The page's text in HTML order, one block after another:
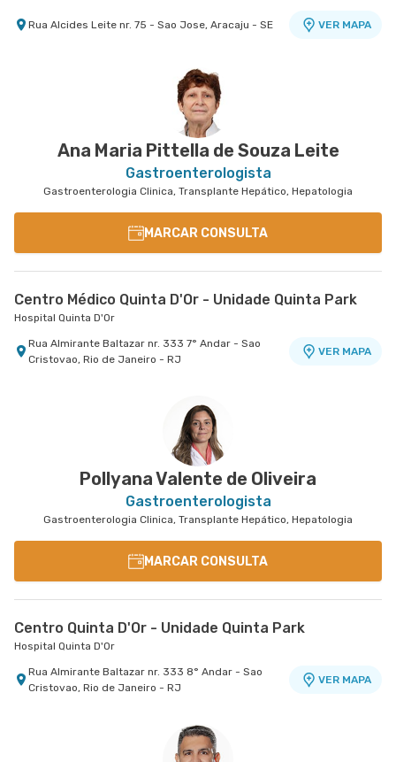
Rua Alcides Leite nr. 75 - Sao Jose, Aracaju - SE VER MAPA
Ana Maria Pittella de Souza Leite
Gastroenterologista
Gastroenterologia Clinica, Transplante Hepático, Hepatologia
MARCAR CONSULTA
Centro Médico Quinta D'Or - Unidade Quinta Park
Hospital Quinta D'Or
Rua Almirante Baltazar nr. 333 7° Andar - Sao
Cristovao, Rio de Janeiro - RJ
VER MAPA
Pollyana Valente de Oliveira
Gastroenterologista
Gastroenterologia Clinica, Transplante Hepático, Hepatologia
MARCAR CONSULTA
Centro Quinta D'Or - Unidade Quinta Park
Hospital Quinta D'Or
Rua Almirante Baltazar nr. 333 8° Andar - Sao
Cristovao, Rio de Janeiro - RJ
VER MAPA